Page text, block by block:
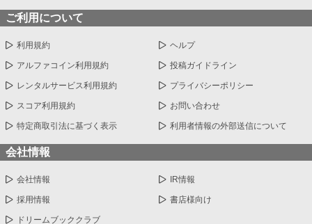
ご利用について
利用規約 ヘルプ
アルファコイン利用規約 投稿ガイドライン
レンタルサービス利用規約 プライバシーポリシー
スコア利用規約 お問い合わせ
特定商取引法に基づく表示 利用者情報の外部送信について
会社情報
会社情報 IR情報
採用情報 書店様向け
ドリームブッククラブ